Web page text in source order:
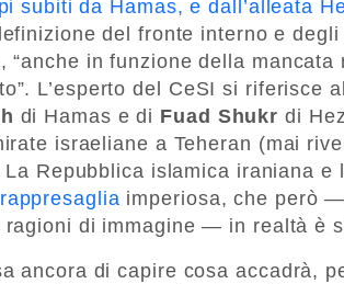
subiti da Hamas, e dall’alleata
del fronte interno e
“anche in funzione della
L’esperto del CeSI si riferisce
di Hamas e di Fuad Shukr di
israeliane a Teheran (mai
Repubblica islamica iraniana e
imperiosa, che però
ragioni di immagine — in realtà è
ancora di capire cosa accadrà,